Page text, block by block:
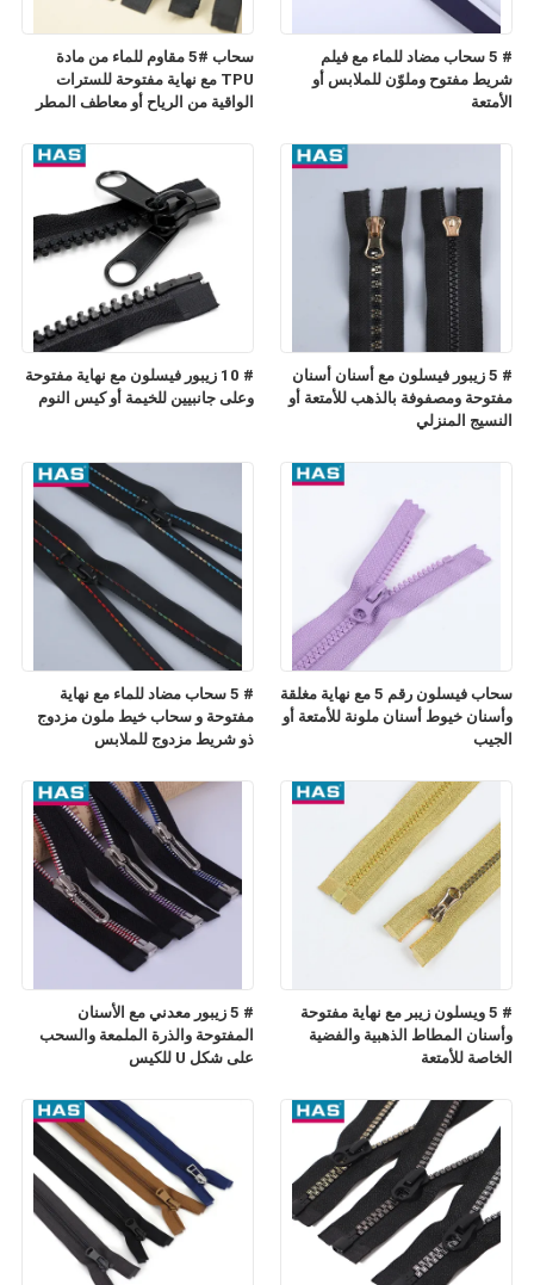
سحاب #5 مقاوم للماء من مادة
TPU مع نهاية مفتوحة للسترات
الواقية من الرياح أو معاطف المطر
# 5 سحاب مضاد للماء مع فيلم
شريط مفتوح وملوّن للملابس أو
الأمتعة
# 10 زيبور فيسلون مع نهاية مفتوحة
وعلى جانبيين للخيمة أو كيس النوم
# 5 زيبور فيسلون مع أسنان أسنان
مفتوحة ومصفوفة بالذهب للأمتعة أو
النسيج المنزلي
# 5 سحاب مضاد للماء مع نهاية
مفتوحة و سحاب خيط ملون مزدوج
ذو شريط مزدوج للملابس
سحاب فيسلون رقم 5 مع نهاية مغلقة
وأسنان خيوط أسنان ملونة للأمتعة أو
الجيب
# 5 زيبور معدني مع الأسنان
المفتوحة والذرة الملمعة والسحب
على شكل U للكيس
# 5 ويسلون زيبر مع نهاية مفتوحة
وأسنان المطاط الذهبية والفضية
الخاصة للأمتعة